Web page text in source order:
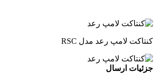
کنتاکت لامپ رعد مدل RSC
جزئیات ارسال